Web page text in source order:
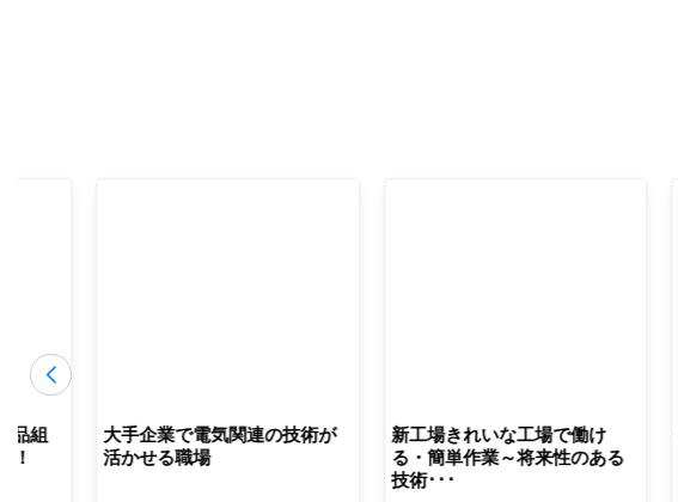
品組
！
大手企業で電気関連の技術が
活かせる職場
新工場きれいな工場で働け
る・簡単作業～将来性のある
技術･･･